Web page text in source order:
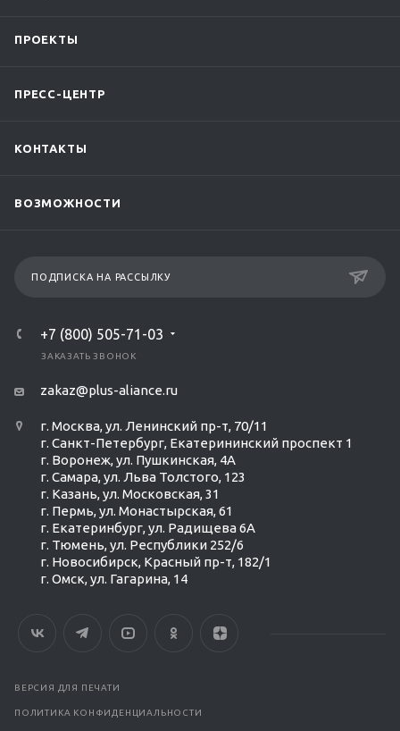
ПРОЕКТЫ
ПРЕСС-ЦЕНТР
КОНТАКТЫ
ВОЗМОЖНОСТИ
ПОДПИСКА НА РАССЫЛКУ
+7 (800) 505-71-03
ЗАКАЗАТЬ ЗВОНОК
zakaz@plus-aliance.ru
г. Москва, ул. Ленинский пр-т, 70/11
г. Санкт-Петербург, Екатерининский проспект 1
г. Воронеж, ул. Пушкинская, 4А
г. Самара, ул. Льва Толстого, 123
г. Казань, ул. Московская, 31
г. Пермь, ул. Монастырская, 61
г. Екатеринбург, ул. Радищева 6А
г. Тюмень, ул. Республики 252/6
г. Новосибирск, Красный пр-т, 182/1
г. Омск, ул. ​Гагарина, 14
ВЕРСИЯ ДЛЯ ПЕЧАТИ
ПОЛИТИКА КОНФИДЕНЦИАЛЬНОСТИ